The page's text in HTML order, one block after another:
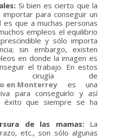
Si bien es cierto que la
para conseguir un
es que a muchas personas
empleos el equilibrio
y sólo importa
sin embargo, existen
en donde la imagen es
el trabajo. En estos
cirugía de
en Monterreyes una
para conseguirlo y así
éxito que siempre se ha
de las mamas:La
etc., son sólo algunas